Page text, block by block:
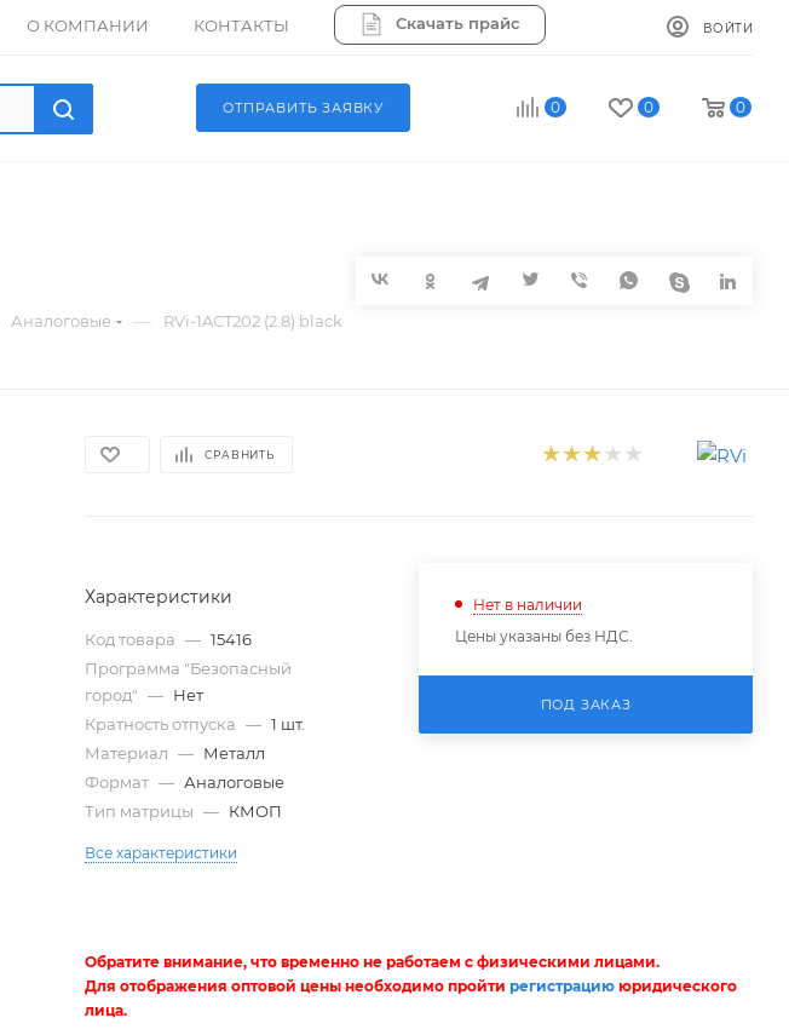
О КОМПАНИИ КОНТАКТЫ Скачать прайс ВОЙТИ
0 0 0
ОТПРАВИТЬ ЗАЯВКУ
Аналоговые — RVi-1ACT202 (2.8) black
СРАВНИТЬ
Характеристики
Код товара — 15416
Программа "Безопасный
город" — Нет
Кратность отпуска — 1 шт.
Материал — Металл
Формат — Аналоговые
Тип матрицы — КМОП
Все характеристики
Нет в наличии
Цены указаны без НДС.
ПОД ЗАКАЗ
Обратите внимание, что временно не работаем с физическими лицами.
Для отображения оптовой цены необходимо пройтирегистрацию юридического
лица.